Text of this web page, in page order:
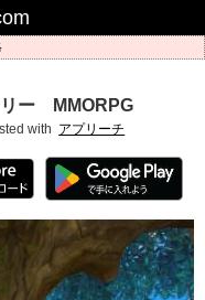
リー MMORPG
with アプリーチ